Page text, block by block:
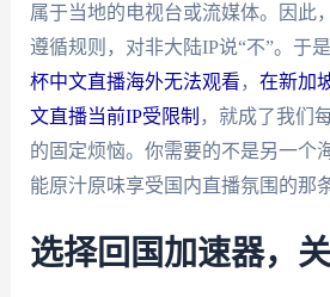
属于当地的电视台或流媒体。因此
遵循规则，对非大陆IP说“不”。于是
杯中文直播海外无法观看 ， 在新加
文直播当前IP受限制 ，就成了我们
的固定烦恼。你需要的不是另一个
能原汁原味享受国内直播氛围的那
选择回国加速器，